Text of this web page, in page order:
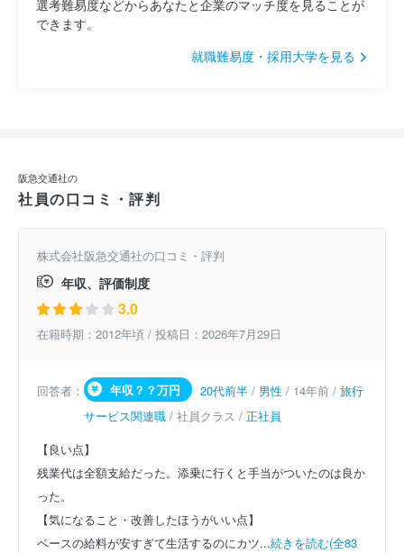
選考難易度などからあなたと企業のマッチ度を見ることが
できます。
就職難易度・採用大学を見る
阪急交通社の
社員の口コミ・評判
株式会社阪急交通社の口コミ・評判
年収、評価制度
3.0
在籍時期：2012年頃 / 投稿日：2026年7月29日
回答者： 年収？？万円 20代前半 / 男性 / 14年前 /旅行
サービス関連職 / 社員クラス / 正社員
【良い点】
残業代は全額支給だった。添乗に行くと手当がついたのは良か
った。
【気になること・改善したほうがいい点】
ベースの給料が安すぎて生活するのにカツ...続きを読む(全83